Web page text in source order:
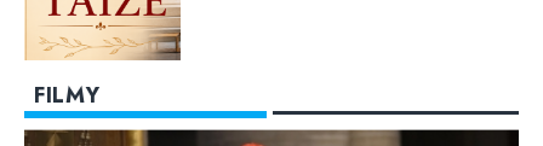
FILMY